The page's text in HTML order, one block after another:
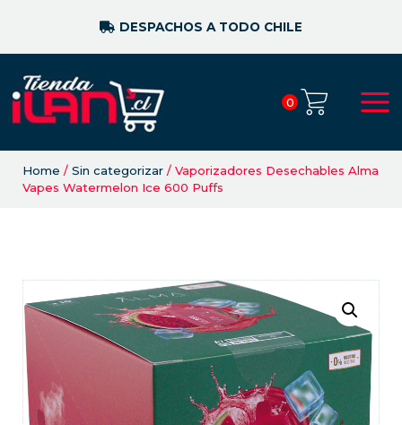
DESPACHOS A TODO CHILE
0
Home / Sin categorizar / Vaporizadores Desechables Alma
Vapes Watermelon Ice 600 Puffs